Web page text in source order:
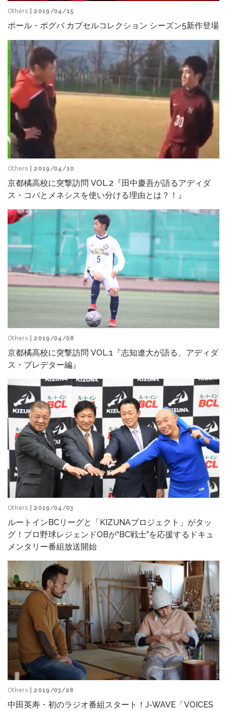
Others | 2019/04/15
ポール・ポグバ カプセルコレクション シーズン5新作登場
Others | 2019/04/10
京都橘高校に突撃訪問 VOL.2『田中慶吾が語るアディダ
ス・コパとメネシスを使い分ける理由とは？！』
Others | 2019/04/08
京都橘高校に突撃訪問 VOL.1『志知遼大が語る、アディダ
ス・プレデター編』
Others | 2019/04/03
ルートインBCリーグと「KIZUNAプロジェクト」がタッ
グ！プロ野球レジェンドOBが“BC戦士”を応援するドキュ
メンタリー番組放送開始
Others | 2019/03/28
中田英寿・初のラジオ番組スタート！J-WAVE「VOICES